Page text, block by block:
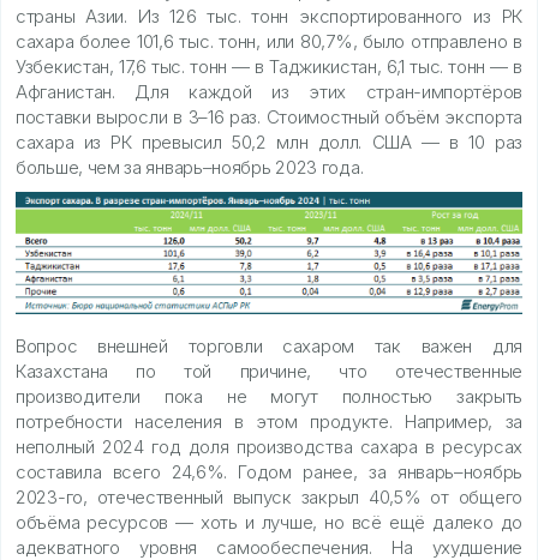
страны Азии. Из 126 тыс. тонн экспортированного из РК
сахара более 101,6 тыс. тонн, или 80,7%, было отправлено в
Узбекистан, 17,6 тыс. тонн — в Таджикистан, 6,1 тыс. тонн — в
Афганистан. Для каждой из этих стран-импортёров
поставки выросли в 3–16 раз. Стоимостный объём экспорта
сахара из РК превысил 50,2 млн долл. США — в 10 раз
больше, чем за январь–ноябрь 2023 года.
Вопрос внешней торговли сахаром так важен для
Казахстана по той причине, что отечественные
производители пока не могут полностью закрыть
потребности населения в этом продукте. Например, за
неполный 2024 год доля производства сахара в ресурсах
составила всего 24,6%. Годом ранее, за январь–ноябрь
2023-го, отечественный выпуск закрыл 40,5% от общего
объёма ресурсов — хоть и лучше, но всё ещё далеко до
адекватного уровня самообеспечения. На ухудшение